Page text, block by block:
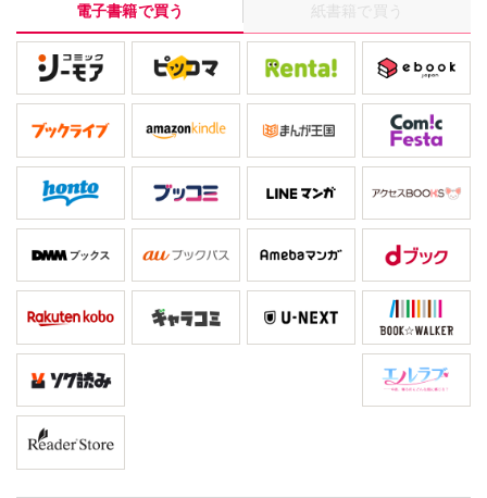
電子書籍で買う
紙書籍で買う